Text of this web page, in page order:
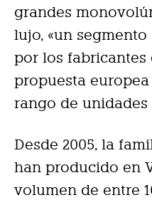
grandes
lujo, «un
por los fabricantes
propuesta
rango de unidades
Desde 2005, la
han producido en
volumen de entre